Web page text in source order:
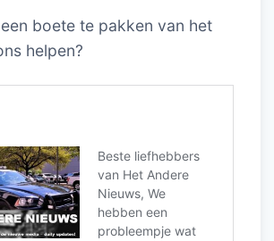
boete te pakken van het
helpen?